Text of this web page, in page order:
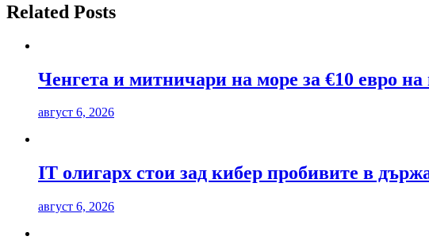
Related Posts
Ченгета и митничари на море за €10 евро на
август 6, 2026
IT олигарх стои зад кибер пробивите в
август 6, 2026